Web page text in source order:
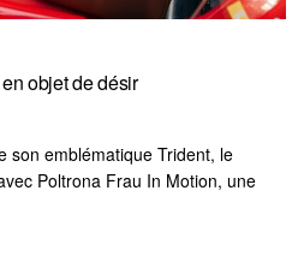
objet de désir
son emblématique Trident, le
Poltrona Frau In Motion, une